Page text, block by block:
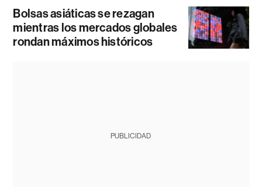
Bolsas asiáticas se rezagan
mientras los mercados globales
rondan máximos históricos
PUBLICIDAD